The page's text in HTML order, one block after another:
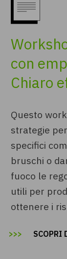
con
Chiaro
Questo
strategie
specifici
bruschi o
fuoco le
utili per
ottenere i
SCOPRI